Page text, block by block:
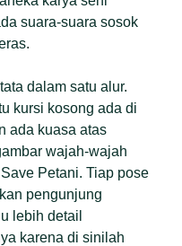
suara-suara sosok
dalam satu alur.
kursi kosong ada di
ada kuasa atas
wajah-wajah
Petani. Tiap pose
pengunjung
lebih detail
karena di sinilah